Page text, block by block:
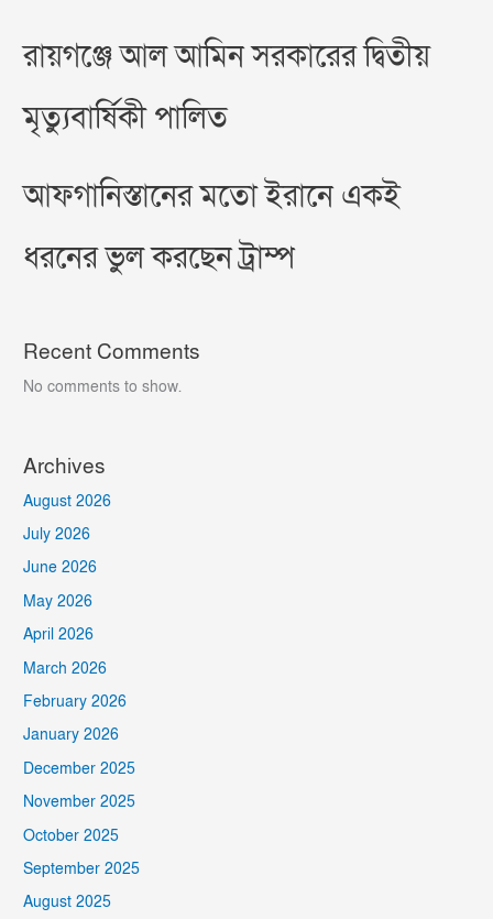
রায়গঞ্জে আল আমিন সরকারের দ্বিতীয়
মৃত্যুবার্ষিকী পালিত
আফগানিস্তানের মতো ইরানে একই
ধরনের ভুল করছেন ট্রাম্প
Recent Comments
No comments to show.
Archives
August 2026
July 2026
June 2026
May 2026
April 2026
March 2026
February 2026
January 2026
December 2025
November 2025
October 2025
September 2025
August 2025